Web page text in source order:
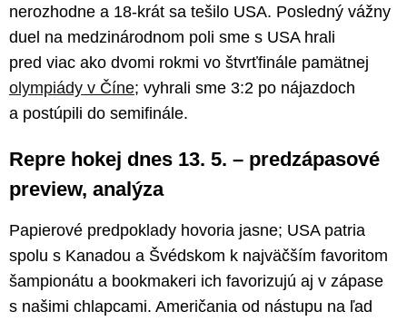
nerozhodne a 18-krát sa tešilo USA. Posledný vážny
duel na medzinárodnom poli sme s USA hrali
pred viac ako dvomi rokmi vo štvrťfinále pamätnej
olympiády v Číne; vyhrali sme 3:2 po nájazdoch
a postúpili do semifinále.
Repre hokej dnes 13. 5. – predzápasové
preview, analýza
Papierové predpoklady hovoria jasne; USA patria
spolu s Kanadou a Švédskom k najväčším favoritom
šampionátu a bookmakeri ich favorizujú aj v zápase
s našimi chlapcami. Američania od nástupu na ľad